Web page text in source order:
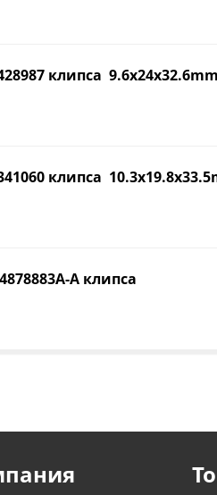
клипса 9.6x24x32.6mm
клипса
A клипса